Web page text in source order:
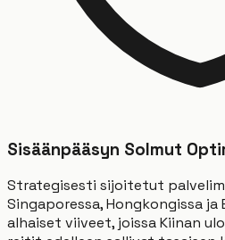
Sisäänpääsyn Solmut
Strategisesti sijoitetut
Singaporessa, Hongkongissa ja
alhaiset viiveet, joissa Kiinan